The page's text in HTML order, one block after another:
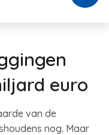
euro
van de
nog. Maar